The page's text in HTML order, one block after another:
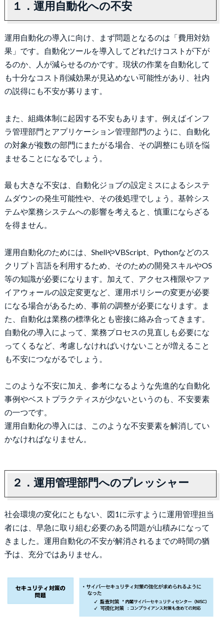
１．運用自動化への不安
運用自動化の導入に向け、まず問題となるのは「費用対効
果」です。自動化ツールを導入してどれだけコストが下が
るのか、人が減らせるのかです。現状の作業を自動化して
も十分なコスト削減効果が見込めない可能性があり、社内
の説得にも不安が募ります。
また、組織体制に起因する不安もあります。例えばインフ
ラ管理部門とアプリケーション管理部門のように、自動化
の対象が複数の部門にまたがる場合、その調整にも頭を悩
ませることになるでしょう。
最も大きな不安は、自動化ジョブの設定ミスによるシステ
ムダウンの発生可能性や、その後処理でしょう。基幹シス
テムや業務システムへの影響を考えると、慎重にならざる
を得ません。
運用自動化のためには、ShellやVBScript、Pythonなどのス
クリプト言語を利用するため、そのための開発スキルやOS
等の知識が必要になります。加えて、アクセス権限やファ
イアウォールの設定変更など、運用ポリシーの変更が必要
になる場合があるため、事前の調整が必要になります。ま
た、自動化は業務の標準化とも密接に絡み合ってきます。
自動化の導入によって、業務プロセスの見直しも必要にな
ってくるなど、考慮しなければいけないことが増えること
も不安につながるでしょう。
このような不安に加え、参考になるような先進的な自動化
事例やベストプラクティスが少ないというのも、不安要素
の一つです。
運用自動化の導入には、このような不安要素を解消してい
かなければなりません。
２．運用管理部門へのプレッシャー
社会環境の変化にともない、図1に示すように運用管理担当
者には、早急に取り組む必要のある問題が山積みになって
きました。運用自動化の不安が解消されるまでの時間の猶
予は、充分ではありません。